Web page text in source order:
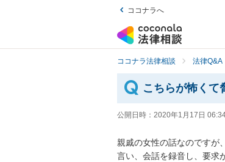
ココナラへ
ココナラ法律相談 法律Q&A
こちらが怖くて
公開日時： 2020年1月17日
親戚の女性の話なのですが
言い、会話を録音し、要求